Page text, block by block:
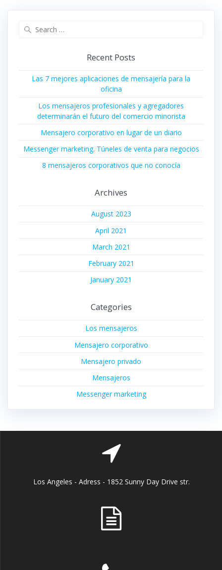
Recent Posts
Las 7 mejores aplicaciones de mensajería para la
oficina
Los mensajeros profesionales y agregadores
determinarán el futuro del comercio minorista
Mensajero corporativo en lugar de un diario
Messenger marketing. Túneles de venta para negocios
8 mensajeros corporativos que no conocía
Archives
August 2023
April 2021
March 2021
February 2021
January 2021
Categories
Los mensajeros
Mensajero corporativo
Mensajero privado
Mensajeros
Messenger marketing
Los Angeles - Adress - 1852 Sunny Day Drive str.